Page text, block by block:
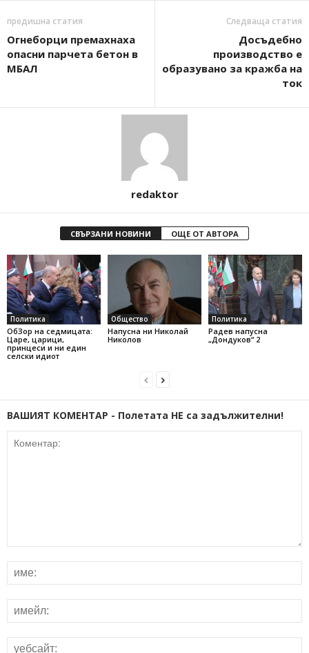
предишна статия
Огнеборци премахнаха
опасни парчета бетон в
МБАЛ
Следваща статия
Досъдебно
производство е
образувано за кражба на
ток
redaktor
СВЪРЗАНИ НОВИНИ ОЩЕ ОТ АВТОРА
Политика
ОбЗор на седмицата:
Царе, царици,
принцеси и ни един
селски идиот
Общество
Напусна ни Николай
Николов
Политика
Радев напусна
„Дондуков“ 2
ВАШИЯТ КОМЕНТАР - Полетата НЕ са задължителни!